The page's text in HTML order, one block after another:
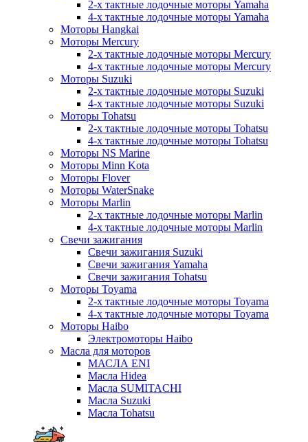
2-х тактные лодочные моторы Yamaha
4-х тактные лодочные моторы Yamaha
Моторы Hangkai
Моторы Mercury
2-х тактные лодочные моторы Mercury
4-х тактные лодочные моторы Mercury
Моторы Suzuki
2-х тактные лодочные моторы Suzuki
4-х тактные лодочные моторы Suzuki
Моторы Tohatsu
2-х тактные лодочные моторы Tohatsu
4-х тактные лодочные моторы Tohatsu
Моторы NS Marine
Моторы Minn Kota
Моторы Flover
Моторы WaterSnake
Моторы Marlin
2-х тактные лодочные моторы Marlin
4-х тактные лодочные моторы Marlin
Свечи зажигания
Свечи зажигания Suzuki
Свечи зажигания Yamaha
Свечи зажигания Tohatsu
Моторы Toyama
2-х тактные лодочные моторы Toyama
4-х тактные лодочные моторы Toyama
Моторы Haibo
Электромоторы Haibo
Масла для моторов
МАСЛА ENI
Масла Hidea
Масла SUMITACHI
Масла Suzuki
Масла Tohatsu